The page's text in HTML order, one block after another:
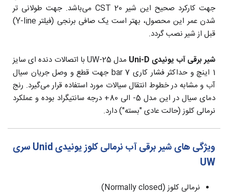
جهت کارکرد صحیح این شیر CST 20 می‌باشد. جهت طولانی تر
شدن عمر این محصول، بهتر است یک صافی برنجی (فیلتر Y-line)
قبل از شیر نصب گردد.
شیر برقی آب یونیدی Uni-D
مدل UW-25 با اتصالات دنده ای سایز
1 اینچ و حداکثر فشار کاری 7 bar جهت قطع و وصل جریان سیال‌
آب و مشابه در خطوط انتقال سیالات مورد استفاده قرار می‌گیرد. رنج
دمای سیال در این مدل 5- الی 80+ درجه سانتیگراد بوده و عملکرد
نرمالی کلوز (حالت عادی "بسته") دارد.
ویژگی های شیر برقی آب نرمالی کلوز یونیدی Unid سری
UW
نرمالی کلوز (Normally closed)